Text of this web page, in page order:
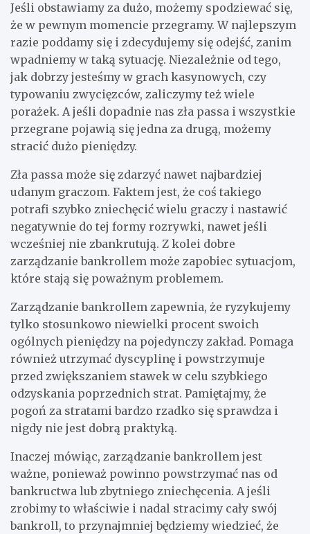
Jeśli obstawiamy za dużo, możemy spodziewać się,
że w pewnym momencie przegramy. W najlepszym
razie poddamy się i zdecydujemy się odejść, zanim
wpadniemy w taką sytuację. Niezależnie od tego,
jak dobrzy jesteśmy w grach kasynowych, czy
typowaniu zwycięzców, zaliczymy też wiele
porażek. A jeśli dopadnie nas zła passa i wszystkie
przegrane pojawią się jedna za drugą, możemy
stracić dużo pieniędzy.
Zła passa może się zdarzyć nawet najbardziej
udanym graczom. Faktem jest, że coś takiego
potrafi szybko zniechęcić wielu graczy i nastawić
negatywnie do tej formy rozrywki, nawet jeśli
wcześniej nie zbankrutują. Z kolei dobre
zarządzanie bankrollem może zapobiec sytuacjom,
które stają się poważnym problemem.
Zarządzanie bankrollem zapewnia, że ​​ryzykujemy
tylko stosunkowo niewielki procent swoich
ogólnych pieniędzy na pojedynczy zakład. Pomaga
również utrzymać dyscyplinę i powstrzymuje
przed zwiększaniem stawek w celu szybkiego
odzyskania poprzednich strat. Pamiętajmy, że
pogoń za stratami bardzo rzadko się sprawdza i
nigdy nie jest dobrą praktyką.
Inaczej mówiąc, zarządzanie bankrollem jest
ważne, ponieważ powinno powstrzymać nas od
bankructwa lub zbytniego zniechęcenia. A jeśli
zrobimy to właściwie i nadal stracimy cały swój
bankroll, to przynajmniej będziemy wiedzieć, że